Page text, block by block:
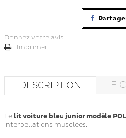
Donnez votre avis
Imprimer
DESCRIPTION
Lelit voiture bleu junior modèle
interpellations musclées.